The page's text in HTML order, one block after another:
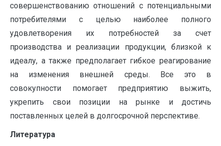
совершенствованию отношений с потенциальными
потребителями с целью наиболее полного
удовлетворения их потребностей за счет
производства и реализации продукции, близкой к
идеалу, а также предполагает гибкое реагирование
на изменения внешней среды. Все это в
совокупности помогает предприятию выжить,
укрепить свои позиции на рынке и достичь
поставленных целей в долгосрочной перспективе.
Литература